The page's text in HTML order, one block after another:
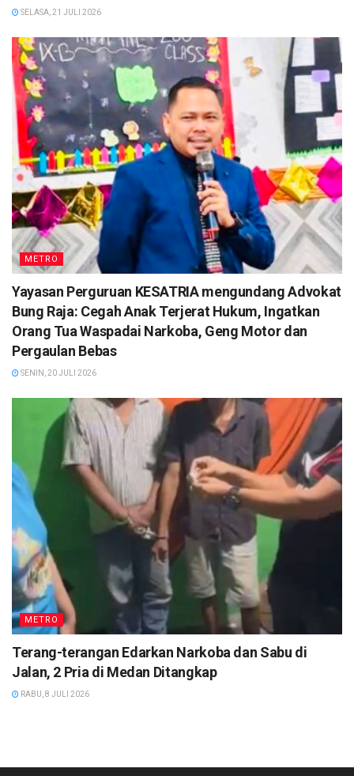
SELASA, 21 JULI 2026
METRO
Yayasan Perguruan KESATRIA mengundang Advokat
Bung Raja: Cegah Anak Terjerat Hukum, Ingatkan
Orang Tua Waspadai Narkoba, Geng Motor dan
Pergaulan Bebas
SENIN, 20 JULI 2026
METRO
Terang-terangan Edarkan Narkoba dan Sabu di
Jalan, 2 Pria di Medan Ditangkap
RABU, 8 JULI 2026